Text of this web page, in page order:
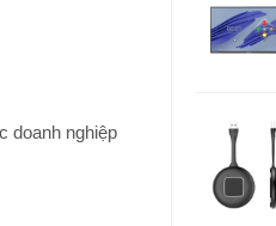
doanh nghiệp